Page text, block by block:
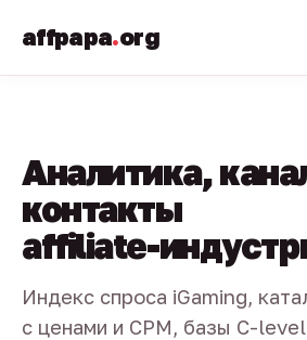
affpapa.org
Аналитика,
контакты
affiliate-
Индекс спроса iGaming,
с ценами и CPM, базы C-